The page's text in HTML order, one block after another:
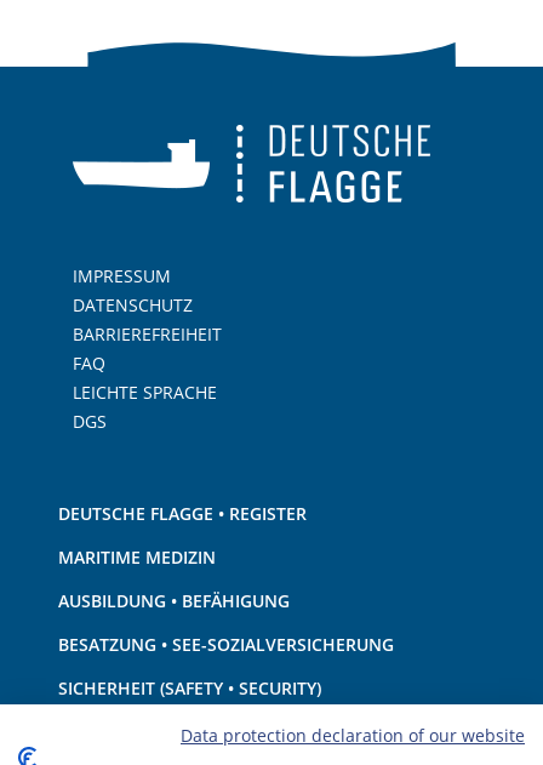
IMPRESSUM
DATENSCHUTZ
BARRIEREFREIHEIT
FAQ
LEICHTE SPRACHE
DGS
DEUTSCHE FLAGGE • REGISTER
MARITIME MEDIZIN
AUSBILDUNG • BEFÄHIGUNG
BESATZUNG • SEE-SOZIALVERSICHERUNG
SICHERHEIT (SAFETY • SECURITY)
SCHIFF • AUSRÜSTUNGData protection declaration of our website